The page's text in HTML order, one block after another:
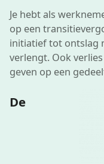
Je hebt als
op een
initiatief tot ontslag
verlengt. Ook
geven op een
De